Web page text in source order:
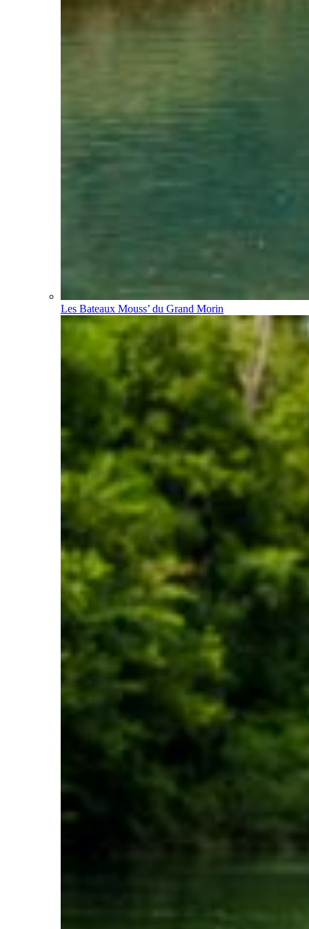
Les Bateaux Mouss’ du Grand Morin